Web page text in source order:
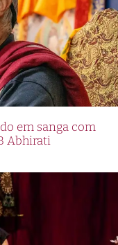
em sanga com
Abhirati